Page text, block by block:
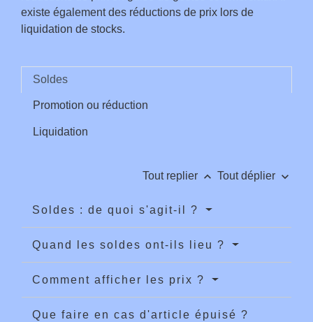
existe également des réductions de prix lors de
liquidation de stocks.
Soldes
Promotion ou réduction
Liquidation
Tout replier keyboard_arrow_up Tout déplier keyboard_arrow_down
Soldes : de quoi s'agit-il ?
Quand les soldes ont-ils lieu ?
Comment afficher les prix ?
Que faire en cas d'article épuisé ?